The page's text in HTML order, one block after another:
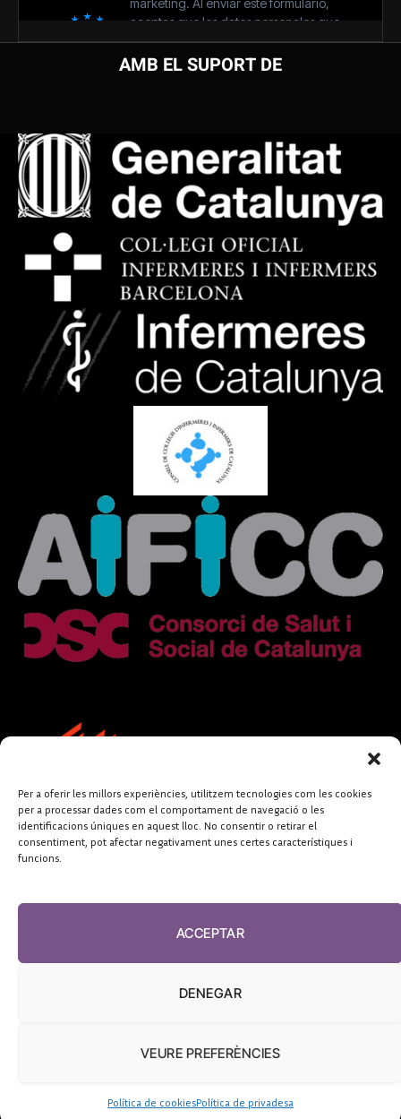
Per a oferir les millors experiències, utilitzem tecnologies com les cookies
per a processar dades com el comportament de navegació o les
identificacions úniques en aquest lloc. No consentir o retirar el
consentiment, pot afectar negativament unes certes característiques i
funcions.
ACCEPTAR
DENEGAR
VEURE PREFERÈNCIES
Política de cookiesPolítica de privadesa
AMB EL SUPORT DE
FUNDACIÓ